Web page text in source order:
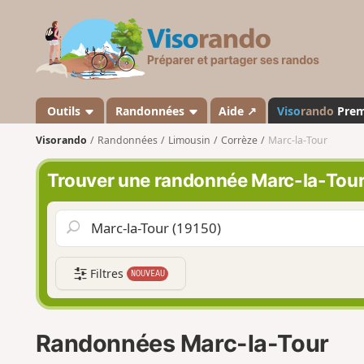
s
a
n
d
o
Outils Randonnées Aide ↗ Visorando
Visorando Randonnées Limousin Corrèze Marc-la-Tour
Trouver une randonnée Marc-la-
Filtres NOUVEAU
Randonnées Marc-la-Tour